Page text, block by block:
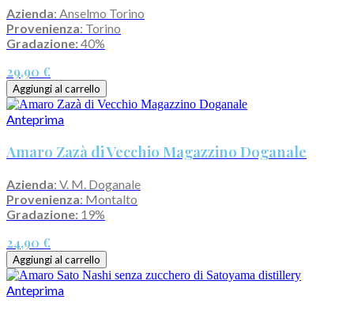
Azienda: Anselmo Torino
Provenienza: Torino
Gradazione:40%
29,90 €
Aggiungi al carrello
Anteprima
Amaro Zazà di Vecchio Magazzino Doganale
Azienda: V. M. Doganale
Provenienza: Montalto
Gradazione: 19%
24,90 €
Aggiungi al carrello
Anteprima